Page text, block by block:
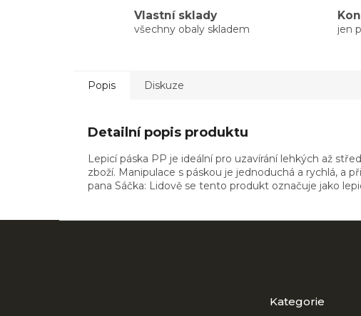
Vlastní sklady
všechny obaly skladem jen
Popis Diskuze
Detailní popis produktu
Lepicí páska PP je ideální pro uzavírání lehkých až
zboží. Manipulace s páskou je jednoduchá a rychlá, a
pana Sáčka: Lidově se tento produkt označuje jako
kategorie
Kategorie